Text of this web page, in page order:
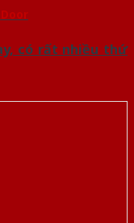
có rất nhiều thứ